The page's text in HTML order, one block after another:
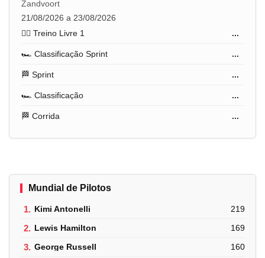
Zandvoort
21/08/2026 a 23/08/2026
🏋️‍♂️ Treino Livre 1
...
🏎️ Classificação Sprint ...
🏁 Sprint ...
🏎️ Classificação ...
🏁 Corrida ...
Mundial de Pilotos
1. Kimi Antonelli 219
2. Lewis Hamilton 169
3. George Russell 160